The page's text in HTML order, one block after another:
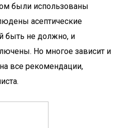
были использованы
асептические
быть не должно, и
Но многое зависит и
все рекомендации,